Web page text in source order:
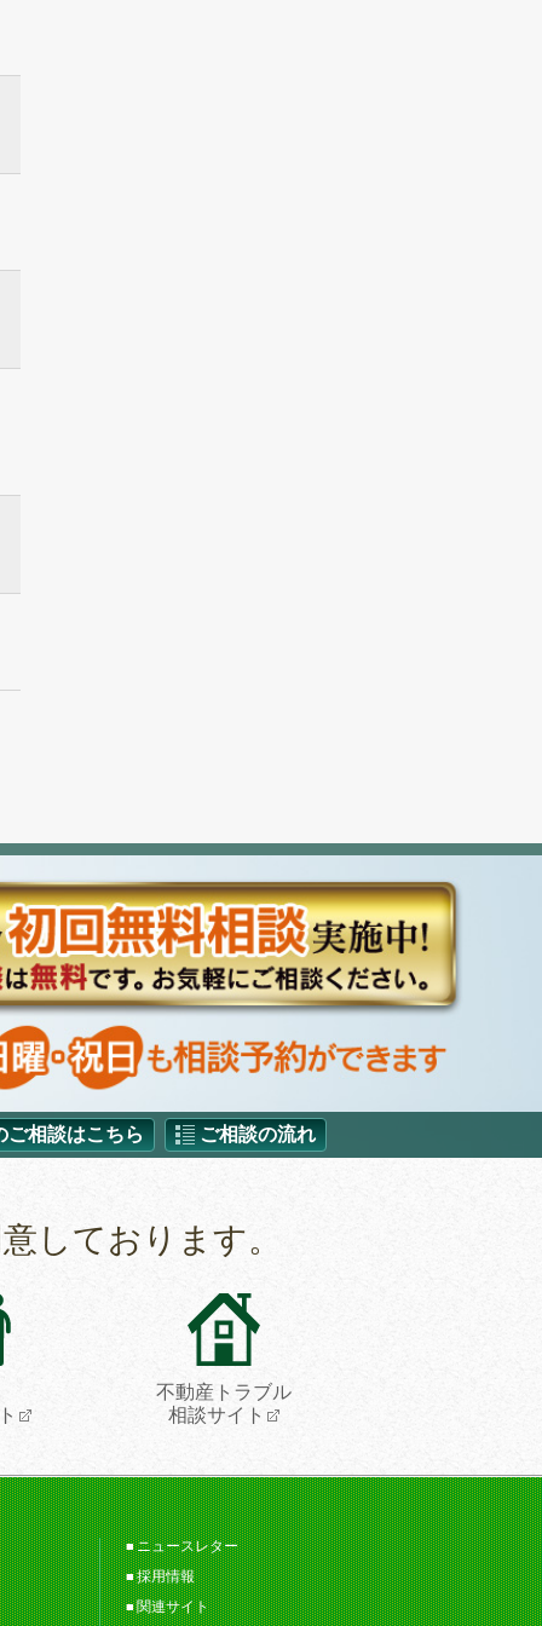
ご相談はこちら ご相談の流れ
しております。
不動産トラブル
相談サイト
ニュースレター
採用情報
関連サイト